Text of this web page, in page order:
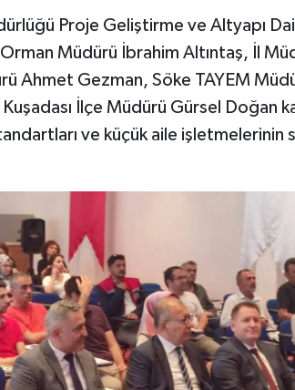
Proje Geliştirme ve Altyapı
Müdürü İbrahim Altıntaş, İl
Ahmet Gezman, Söke TAYEM
İlçe Müdürü Gürsel Doğan
ve küçük aile işletmelerinin